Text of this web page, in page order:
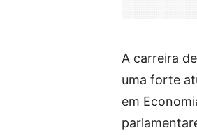
A carreira
uma forte
em